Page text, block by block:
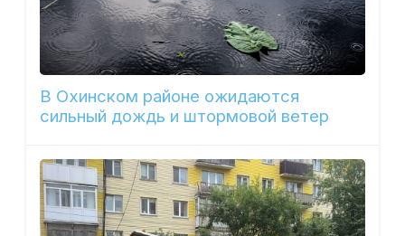
В Охинском районе ожидаются
сильный дождь и штормовой ветер